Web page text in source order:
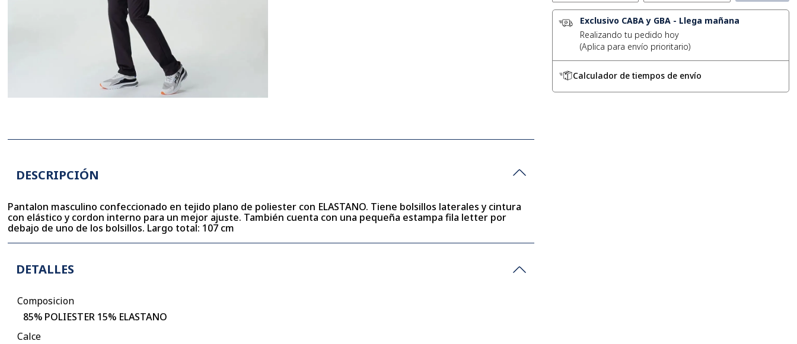
DESCRIPCIÓN
Pantalon masculino confeccionado en tejido plano de poliester con ELASTANO. Tiene bolsillos laterales y cintura
con elástico y cordon interno para un mejor ajuste. También cuenta con una pequeña estampa fila letter por
debajo de uno de los bolsillos. Largo total: 107 cm
DETALLES
Composicion
85% POLIESTER 15% ELASTANO
Calce
Exclusivo CABA y GBA- Llega mañana
Realizando tu pedido hoy
Calculador de tiempos de envío